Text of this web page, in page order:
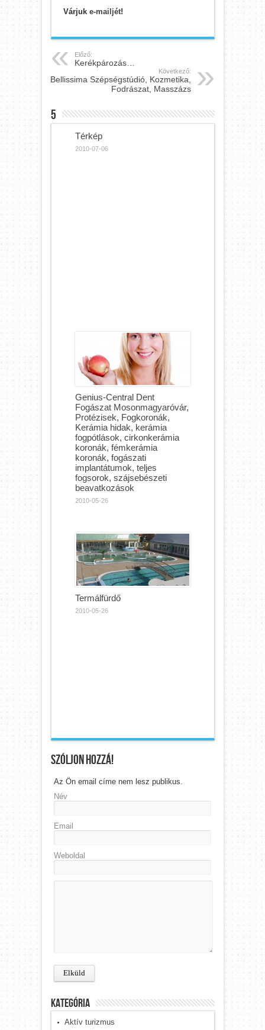
Várjuk e-mailjét!
Előző:
Kerékpározás…
Következő:
Bellissima Szépségstúdió, Kozmetika,
Fodrászat, Masszázs
5
Térkép
2010-07-06
Genius-Central Dent
Fogászat Mosonmagyaróvár,
Protézisek, Fogkoronák,
Kerámia hidak, kerámia
fogpótlások, cirkonkerámia
koronák, fémkerámia
koronák, fogászati
implantátumok, teljes
fogsorok, szájsebészeti
beavatkozások
2010-05-26
Termálfürdő
2010-05-26
Szóljon hozzá!
Az Ön email címe nem lesz publikus.
Név
Email
Weboldal
kategória
Aktív turizmus